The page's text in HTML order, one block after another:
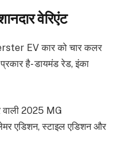
वेरिएंट
EV कार को चार कलर
है-डायमंड रेड,इंका
वाली 2025 MG
एडिशन, स्टाइल एडिशन और